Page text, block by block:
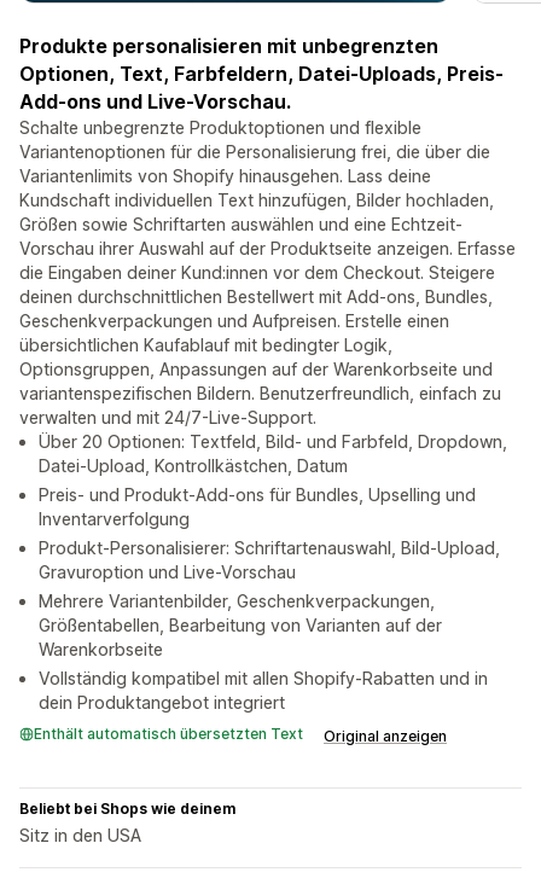
Produkte personalisieren mit unbegrenzten
Optionen, Text, Farbfeldern, Datei-Uploads, Preis-
Add-ons und Live-Vorschau.
Schalte unbegrenzte Produktoptionen und flexible
Variantenoptionen für die Personalisierung frei, die über die
Variantenlimits von Shopify hinausgehen. Lass deine
Kundschaft individuellen Text hinzufügen, Bilder hochladen,
Größen sowie Schriftarten auswählen und eine Echtzeit-
Vorschau ihrer Auswahl auf der Produktseite anzeigen. Erfasse
die Eingaben deiner Kund:innen vor dem Checkout. Steigere
deinen durchschnittlichen Bestellwert mit Add-ons, Bundles,
Geschenkverpackungen und Aufpreisen. Erstelle einen
übersichtlichen Kaufablauf mit bedingter Logik,
Optionsgruppen, Anpassungen auf der Warenkorbseite und
variantenspezifischen Bildern. Benutzerfreundlich, einfach zu
verwalten und mit 24/7-Live-Support.
Über 20 Optionen: Textfeld, Bild- und Farbfeld, Dropdown,
Datei-Upload, Kontrollkästchen, Datum
Preis- und Produkt-Add-ons für Bundles, Upselling und
Inventarverfolgung
Produkt-Personalisierer: Schriftartenauswahl, Bild-Upload,
Gravuroption und Live-Vorschau
Mehrere Variantenbilder, Geschenkverpackungen,
Größentabellen, Bearbeitung von Varianten auf der
Warenkorbseite
Vollständig kompatibel mit allen Shopify-Rabatten und in
dein Produktangebot integriert
Enthält automatisch übersetzten Text Original anzeigen
Beliebt bei Shops wie deinem
Sitz in den USA